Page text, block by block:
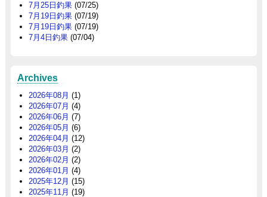
7月25日釣果 (07/25)
7月19日釣果 (07/19)
7月19日釣果 (07/19)
7月4日釣果 (07/04)
Archives
2026年08月 (1)
2026年07月 (4)
2026年06月 (7)
2026年05月 (6)
2026年04月 (12)
2026年03月 (2)
2026年02月 (2)
2026年01月 (4)
2025年12月 (15)
2025年11月 (19)